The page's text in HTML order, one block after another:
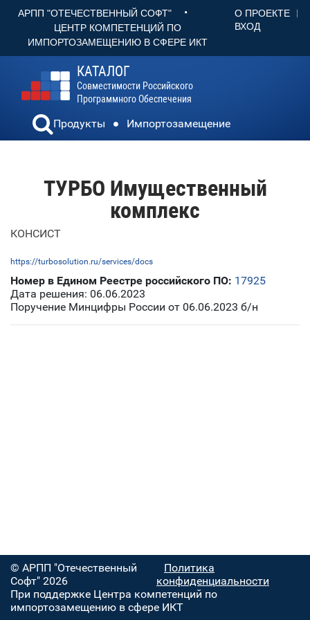
АРПП "ОТЕЧЕСТВЕННЫЙ СОФТ" •
ЦЕНТР КОМПЕТЕНЦИЙ ПО
ИМПОРТОЗАМЕЩЕНИЮ В СФЕРЕ ИКТ
О ПРОЕКТЕ
ВХОД
КАТАЛОГ
Совместимости Российского
Программного Обеспечения
Продукты Импортозамещение
ТУРБО Имущественный
комплекс
КОНСИСТ
https://turbosolution.ru/services/docs
Номер в Едином Реестре российского ПО: 17925
Дата решения: 06.06.2023
Поручение Минцифры России от 06.06.2023 б/н
© АРПП "Отечественный
Софт" 2026
Политика
конфиденциальности
При поддержке Центра компетенций по
импортозамещению в сфере ИКТ